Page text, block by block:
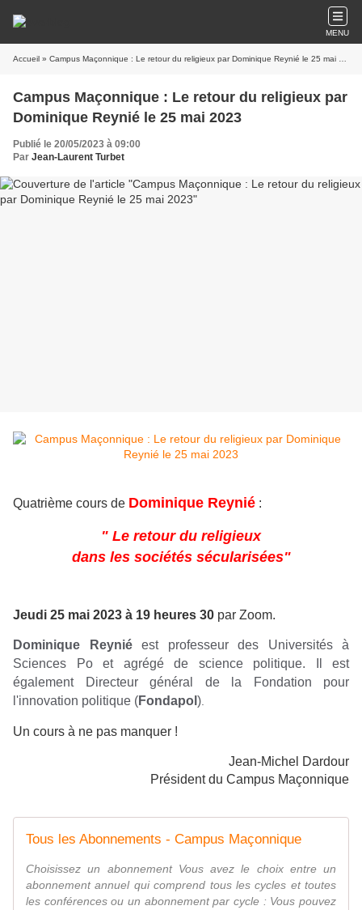
MENU
Accueil » Campus Maçonnique : Le retour du religieux par Dominique Reynié le 25 mai 2023
Campus Maçonnique : Le retour du religieux par
Dominique Reynié le 25 mai 2023
Publié le 20/05/2023 à 09:00
Par Jean-Laurent Turbet
Quatrième cours de Dominique Reynié :
" Le retour du religieux
dans les sociétés sécularisées"
Jeudi 25 mai 2023 à 19 heures 30 par Zoom.
Dominique Reynié
est professeur des Universités à
Sciences Po et agrégé de science politique. Il est
également Directeur général de la Fondation pour
l'innovation politique (Fondapol )
Un cours à ne pas manquer !
Jean-Michel Dardour
Président du Campus Maçonnique
Tous les Abonnements - Campus Maçonnique
Choisissez un abonnement Vous avez le choix entre un
abonnement annuel qui comprend tous les cycles et toutes
les conférences ou un abonnement par cycle : Vous pouvez